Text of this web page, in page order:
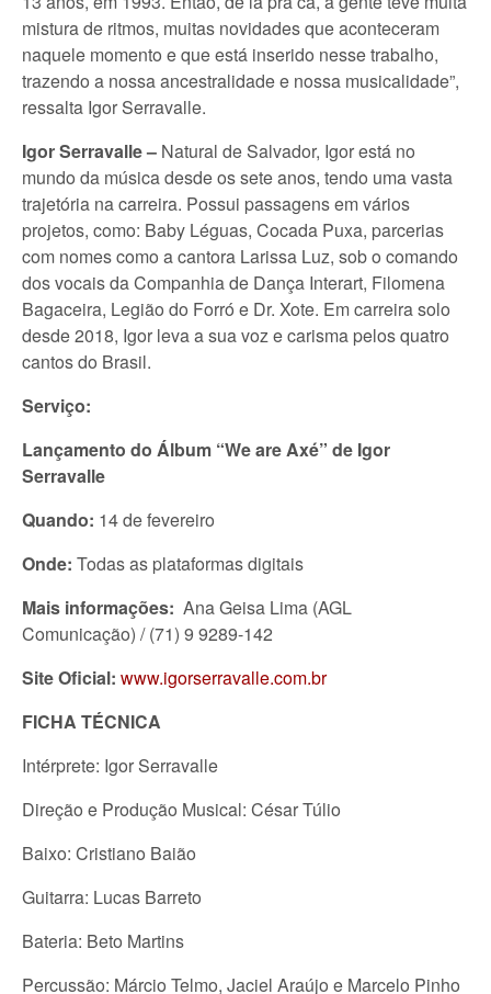
mistura de ritmos, muitas novidades que aconteceram
naquele momento e que está inserido nesse trabalho,
trazendo a nossa ancestralidade e nossa musicalidade”,
ressalta Igor Serravalle.
Igor Serravalle – Natural de Salvador, Igor está no
mundo da música desde os sete anos, tendo uma vasta
trajetória na carreira. Possui passagens em vários
projetos, como: Baby Léguas, Cocada Puxa, parcerias
com nomes como a cantora Larissa Luz, sob o comando
dos vocais da Companhia de Dança Interart, Filomena
Bagaceira, Legião do Forró e Dr. Xote. Em carreira solo
desde 2018, Igor leva a sua voz e carisma pelos quatro
cantos do Brasil.
Serviço:
Lançamento do Álbum “We are Axé” de Igor
Serravalle
Quando: 14 de fevereiro
Onde: Todas as plataformas digitais
Mais informações: Ana Geisa Lima (AGL
Comunicação) / (71) 9 9289-142
Site Oficial: www.igorserravalle.com.br
FICHA TÉCNICA
Intérprete: Igor Serravalle
Direção e Produção Musical: César Túlio
Baixo: Cristiano Baião
Guitarra: Lucas Barreto
Bateria: Beto Martins
Percussão: Márcio Telmo, Jaciel Araújo e Marcelo Pinho